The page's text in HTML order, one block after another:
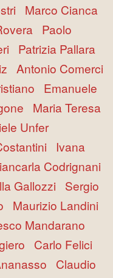
Marco Cianca
Paolo
Patrizia Pallara
Antonio Comerci
Emanuele
Maria Teresa
Unfer
Ivana
Codrignani
Gallozzi Sergio
Maurizio Landini
Mandarano
Carlo Felici
Claudio